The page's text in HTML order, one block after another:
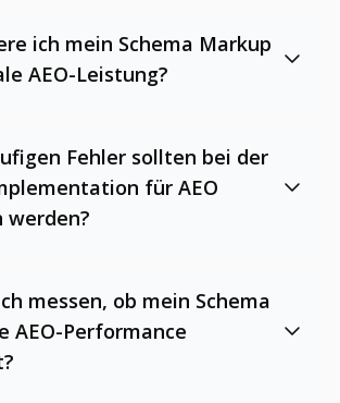
ich mein Schema Markup
AEO-Leistung?
Fehler sollten bei der
für AEO
werden?
messen, ob mein Schema
AEO-Performance